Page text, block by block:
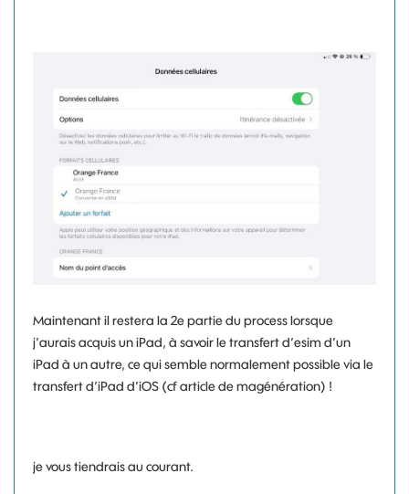
Maintenant il restera la 2e partie du process lorsque
j’aurais acquis un iPad, à savoir le transfert d’esim d’un
iPad à un autre, ce qui semble normalement possible via le
transfert d’iPad d’iOS (cf article de magénération) !
je vous tiendrais au courant.